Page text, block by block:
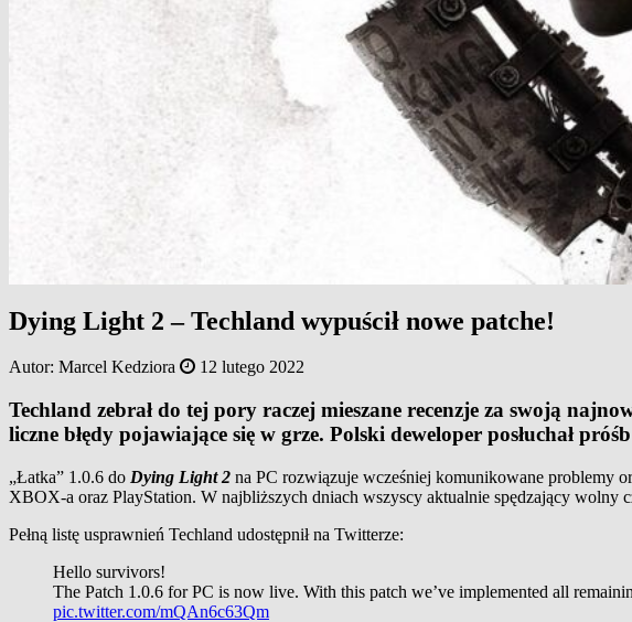
Dying Light 2 – Techland wypuścił nowe patche!
Autor: Marcel Kedziora 12 lutego 2022
Techland zebrał do tej pory raczej mieszane recenzje za swoją
liczne błędy pojawiające się w grze. Polski deweloper posłuchał
„Łatka” 1.0.6 do Dying Light 2 na PC rozwiązuje wcześniej komunikowane problemy
XBOX-a oraz PlayStation. W najbliższych dniach wszyscy aktualnie spędzający wolny
Pełną listę usprawnień Techland udostępnił na Twitterze:
Hello survivors!
The Patch 1.0.6 for PC is now live. With this patch we’ve implemented all
pic.twitter.com/mQAn6c63Qm